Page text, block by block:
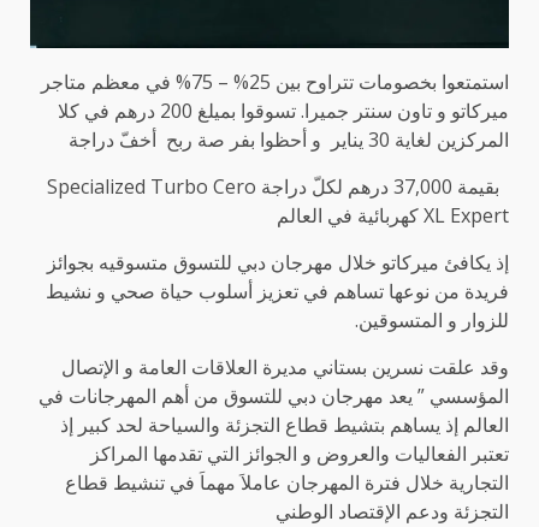
استمتعوا بخصومات تتراوح بين 25% – 75% في معظم متاجر
ميركاتو و تاون سنتر جميرا. تسوقوا بميلغ 200 درهم في كلا
المركزين لغاية 30 يناير و أحظوا بفر صة ربح أخفّ دراجة
بقيمة 37,000 درهم لكلّ دراجة Specialized Turbo Cero
XL Expert كهربائية في العالم
إذ يكافئ ميركاتو خلال مهرجان دبي للتسوق متسوقيه بجوائز
فريدة من نوعها تساهم في تعزيز أسلوب حياة صحي و نشيط
للزوار و المتسوقين.
وقد علقت نسرين بستاني مديرة العلاقات العامة و الإتصال
المؤسسي ” يعد مهرجان دبي للتسوق من أهم المهرجانات في
العالم إذ يساهم بتشيط قطاع التجزئة والسياحة لحد كبير إذ
تعتبر الفعاليات والعروض و الجوائز التي تقدمها المراكز
التجارية خلال فترة المهرجان عاملاَ مهماَ في تنشيط قطاع
التجزئة ودعم الإقتصاد الوطني